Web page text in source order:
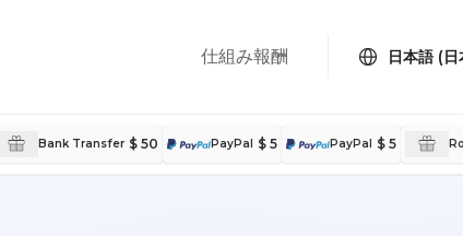
仕組み報酬 日本語
Bank Transfer $ 50 PayPal $ 5 PayPal $ 5